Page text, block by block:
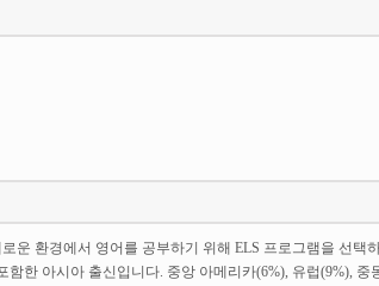
운 환경에서 영어를 공부하기 위해 ELS 프로그램을 선택
한 아시아 출신입니다. 중앙 아메리카(6%), 유럽(9%), 중